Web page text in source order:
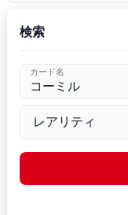
検索
カード名